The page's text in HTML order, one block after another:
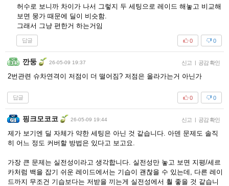
허수로 보니까 차이가 나서 그렇지 두 세팅으로 레이드 해놓고 비교해
보면 뭉가 때문에 딜이 비슷함.
그래서 그냥 편한거 하는거임
답글 0
0
깐둥 26-05-09 19:37 신고 | 공감 확인
2번관련 슈차연격이 저점이 더 떨어짐? 저점은 올라가는거 아닌가
답글 0
0
핑크모코코 26-05-09 19:44 신고 | 공감 확인
제가 보기엔 딜 자체가 약한 세팅은 아닌 것 같습니다. 아덴 문제도 솔직
히 어느 정도 커버할 방법은 있다고 보고요.
가장 큰 문제는 실전성이라고 생각합니다. 실전성만 놓고 보면 지평/세르
카처럼 백을 잡기 쉬운 레이드에서는 기습이 괜찮을 수 있는데, 다른 레이
드까지 무조건 기습보다는 저받을 끼는게 실전성에서 훨 좋을 것 같습니